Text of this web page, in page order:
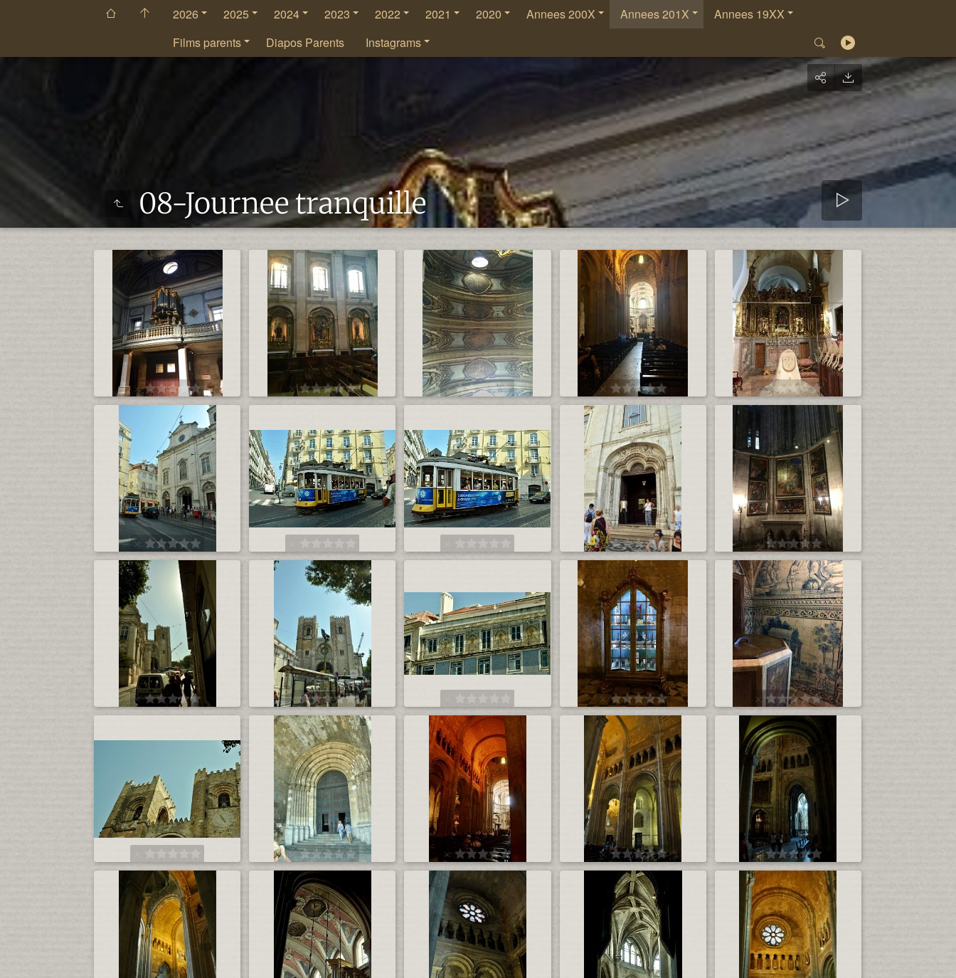
2026 2025 2024 2023 2022 2021 2020 Annees 200X Annees 201X
Annees 19XX
Films parents
Diapos Parents Instagrams
08-Journee tranquille